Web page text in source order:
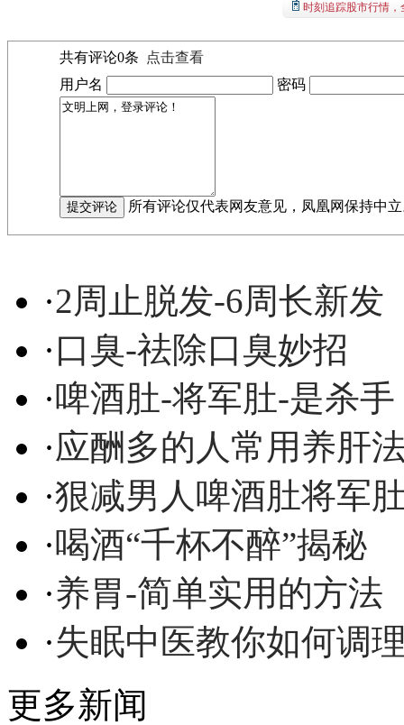
时刻追踪股市行情
共有评论0条
点击查看
用户名
密码
所有评论仅代表网友意见，凤凰网保持中
·2周止脱发-6周长新发
·口臭-祛除口臭妙招
·啤酒肚-将军肚-是杀手
·应酬多的人常用养肝
·狠减男人啤酒肚将军
·喝酒“千杯不醉”揭秘
·养胃-简单实用的方法
·失眠中医教你如何调
更多新闻